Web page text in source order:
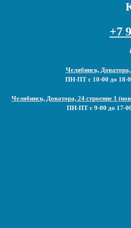
+7
Челябинск,
ПН-ПТ с 10-00 до 18-
Челябинск, Доватора, 24 строение 1
ПН-ПТ с 9-00 до 17-